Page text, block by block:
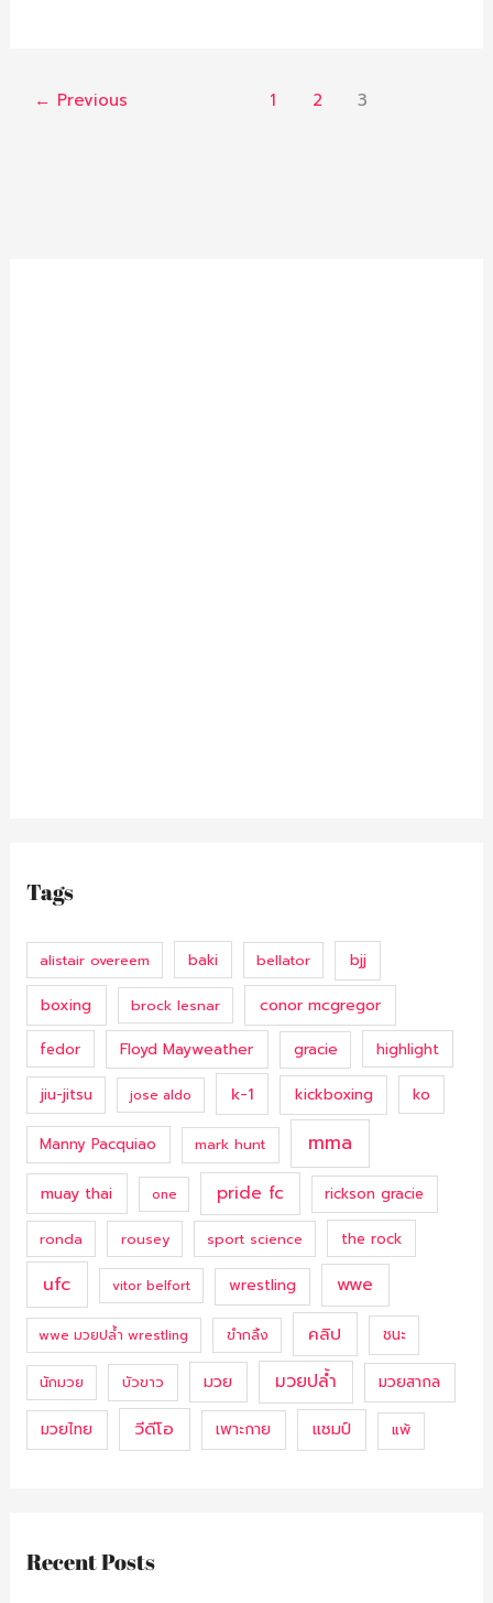
← Previous 1 2 3
Tags
alistair overeem baki bellator
bjj
boxing
brock lesnar conor mcgregor
fedor Floyd Mayweather gracie highlight
jiu-jitsu jose aldo k-1 kickboxing ko
Manny Pacquiao mark hunt mma
muay thai one pride fc rickson gracie
ronda rousey sport science the rock
ufc vitor belfort wrestling wwe
wwe มวยปล้ำ wrestling ขำกลิ้ง คลิป ชนะ
นักมวย บัวขาว มวย มวยปล้ำ มวยสากล
มวยไทย วีดีโอ เพาะกาย แชมป์ แพ้
Recent Posts